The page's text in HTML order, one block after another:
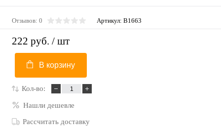
Отзывов: 0 Артикул: B1663
222 руб. / шт
В корзину
Кол-во:
Нашли дешевле
Рассчитать доставку